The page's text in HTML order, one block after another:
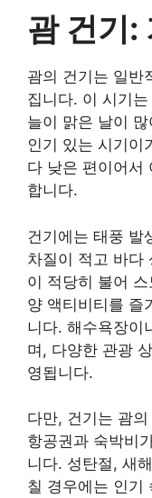
괌 건기:
괌의 건기는 일반
집니다. 이 시기
늘이 맑은 날이
인기 있는 시기이
다 낮은 편이어서
합니다.
건기에는 태풍 발
차질이 적고 바다
이 적당히 불어
양 액티비티를 즐
니다. 해수욕장이
며, 다양한 관광
영됩니다.
다만, 건기는 괌
항공권과 숙박비
니다. 성탄절, 새
칠 경우에는 인기